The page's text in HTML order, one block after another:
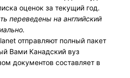
оценок за текущий год.
переведены на английский
отправляют полный пакет
Вами Канадский вуз
документов составляет в